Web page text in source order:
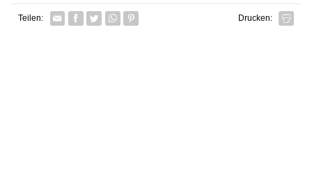
Teilen: Facebook
TwitterWhatsapp senden
Pin it Drucken: